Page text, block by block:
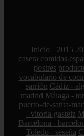
Inicio 2015
casera comidas
postres
vocabulario de
sarrión Cádiz -
madrid Málaga -
puerto-de-santa-
- vitoria-gasteiz
Barcelona -
Toledo - seseña